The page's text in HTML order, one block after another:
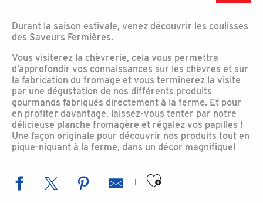
Durant la saison estivale, venez découvrir les coulisses
des Saveurs Fermières.
Vous visiterez la chèvrerie, cela vous permettra
d’approfondir vos connaissances sur les chèvres et sur
la fabrication du fromage et vous terminerez la visite
par une dégustation de nos différents produits
gourmands fabriqués directement à la ferme. Et pour
en profiter davantage, laissez-vous tenter par notre
délicieuse planche fromagère et régalez vos papilles !
Une façon originale pour découvrir nos produits tout en
pique-niquant à la ferme, dans un décor magnifique!
Ajouter aux favoris